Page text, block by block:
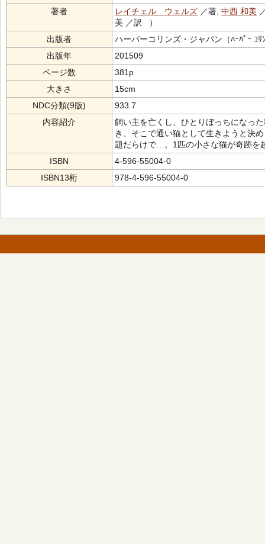
著者
レイチェル ウェルズ ／著, 中西 和美
美 ／訳 ）
出版者
ハーパーコリンズ・ジャパン（ﾊｰﾊﾟｰ ｺﾘ
出版年
201509
ページ数
381p
大きさ
15cm
NDC分類(9版)
933.7
内容紹介
飼い主を亡くし、ひとりぼっちになっ
き、そこで通い猫として生きようと決
題だらけで…。1匹の小さな猫が奇跡を
ISBN
4-596-55004-0
ISBN13桁
978-4-596-55004-0